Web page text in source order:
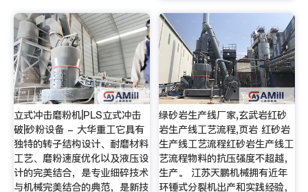
立式冲击磨粉机|PLS立式冲击
破|砂粉设备 - 大华重工它具有
独特的转子结构设计、耐磨材料
工艺、磨粉速度优化以及液压设
计的完美结合，是专业细碎技术
与机械完美结合的典范，是新技
绿砂岩生产线厂家,玄武岩红砂
岩生产线工艺流程,页岩 红砂岩
生产线工艺流程红砂岩生产线工
艺流程物料的抗压强度不超越，
生产。 江苏天鹏机械拥有近年
环锤式分裂机出产和实践经验，